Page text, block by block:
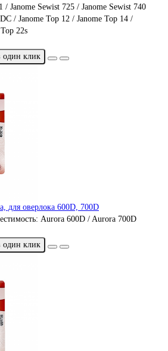
/ Janome Sewist 725 / Janome Sewist 740
/ Janome Top 12 / Janome Top 14 /
22s
один клик
для оверлока 600D, 700D
Aurora 600D / Aurora 700D
один клик